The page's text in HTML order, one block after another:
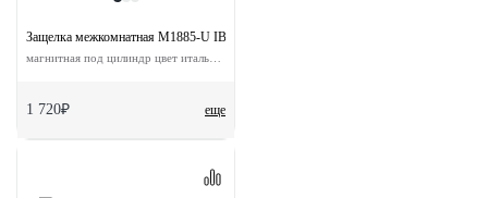
еще
Защелка межкомнатная M1885-U IB с ответной планкой
1 720₽